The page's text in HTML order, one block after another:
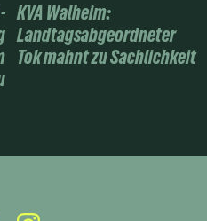
KVA Walheim:
Landtagsabgeordneter
Tok mahnt zu Sachlichkeit